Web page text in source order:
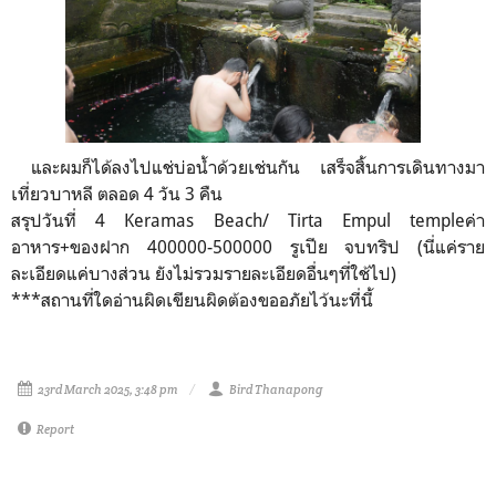
และผมก็ได้ลงไปแช่บ่อน้ำด้วยเช่นกัน เสร็จสิ้นการเดินทางมา
เที่ยวบาหลี ตลอด 4 วัน 3 คืน
สรุปวันที่ 4 Keramas Beach/ Tirta Empul templeค่า
อาหาร+ของฝาก 400000-500000 รูเปีย จบทริป (นี่แค่ราย
ละเอียดแค่บางส่วน ยังไม่รวมรายละเอียดอื่นๆที่ใช้ไป)
***สถานที่ใดอ่านผิดเขียนผิดต้องขออภัยไว้นะที่นี้
23rd March 2025, 3:48 pm Bird Thanapong
Report